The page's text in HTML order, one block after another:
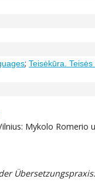
;Teisėkūra.
Mykolo Romerio